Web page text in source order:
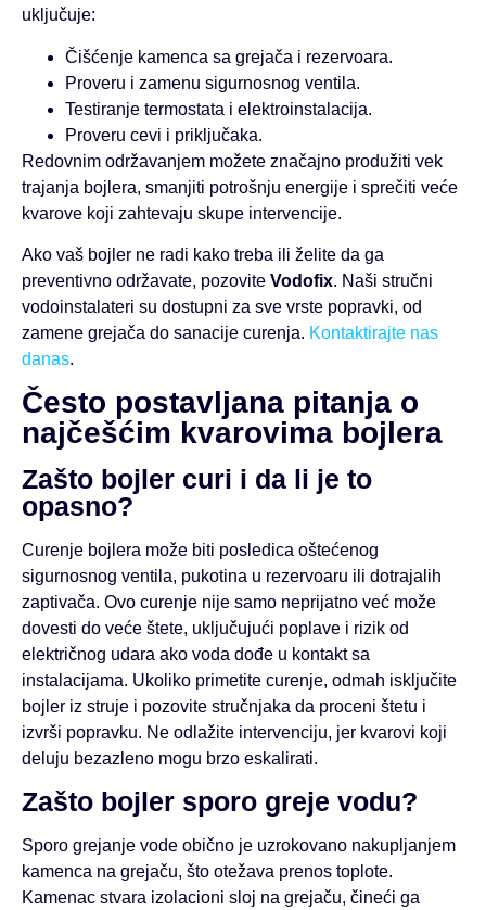
uključuje:
Čišćenje kamenca sa grejača i rezervoara.
Proveru i zamenu sigurnosnog ventila.
Testiranje termostata i elektroinstalacija.
Proveru cevi i priključaka.
Redovnim održavanjem možete značajno produžiti vek
trajanja bojlera, smanjiti potrošnju energije i sprečiti veće
kvarove koji zahtevaju skupe intervencije.
Ako vaš bojler ne radi kako treba ili želite da ga
preventivno održavate, pozovite Vodofix. Naši stručni
vodoinstalateri su dostupni za sve vrste popravki, od
zamene grejača do sanacije curenja. Kontaktirajte nas
danas.
Često postavljana pitanja o
najčešćim kvarovima bojlera
Zašto bojler curi i da li je to
opasno?
Curenje bojlera može biti posledica oštećenog
sigurnosnog ventila, pukotina u rezervoaru ili dotrajalih
zaptivača. Ovo curenje nije samo neprijatno već može
dovesti do veće štete, uključujući poplave i rizik od
električnog udara ako voda dođe u kontakt sa
instalacijama. Ukoliko primetite curenje, odmah isključite
bojler iz struje i pozovite stručnjaka da proceni štetu i
izvrši popravku. Ne odlažite intervenciju, jer kvarovi koji
deluju bezazleno mogu brzo eskalirati.
Zašto bojler sporo greje vodu?
Sporo grejanje vode obično je uzrokovano nakupljanjem
kamenca na grejaču, što otežava prenos toplote.
Kamenac stvara izolacioni sloj na grejaču, čineći ga